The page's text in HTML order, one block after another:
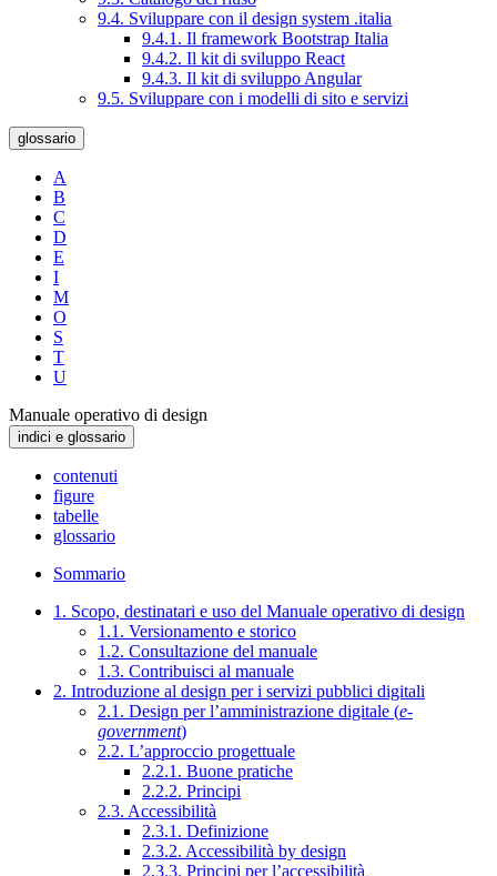
9.4. Sviluppare con il design system .italia
9.4.1. Il framework Bootstrap Italia
9.4.2. Il kit di sviluppo React
9.4.3. Il kit di sviluppo Angular
9.5. Sviluppare con i modelli di sito e servizi
glossario
A
B
C
D
E
I
M
O
S
T
U
Manuale operativo di design
indici e glossario
contenuti
figure
tabelle
glossario
Sommario
1. Scopo, destinatari e uso del Manuale operativo di design
1.1. Versionamento e storico
1.2. Consultazione del manuale
1.3. Contribuisci al manuale
2. Introduzione al design per i servizi pubblici digitali
2.1. Design per l’amministrazione digitale (e-
government)
2.2. L’approccio progettuale
2.2.1. Buone pratiche
2.2.2. Principi
2.3. Accessibilità
2.3.1. Definizione
2.3.2. Accessibilità by design
2.3.3. Principi per l’accessibilità